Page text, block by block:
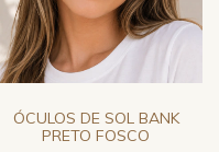
ÓCULOS DE SOL BANK
PRETO FOSCO